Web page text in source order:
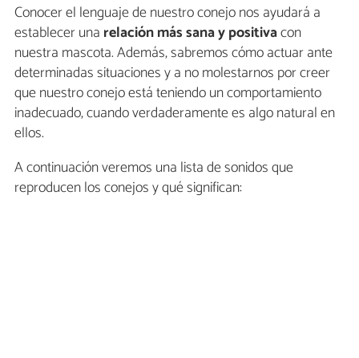
Conocer el lenguaje de nuestro conejo nos ayudará a
establecer una relación más sana y positivacon
nuestra mascota. Además, sabremos cómo actuar ante
determinadas situaciones y a no molestarnos por creer
que nuestro conejo está teniendo un comportamiento
inadecuado, cuando verdaderamente es algo natural en
ellos.
A continuación veremos una lista de sonidos que
reproducen los conejos y qué significan: